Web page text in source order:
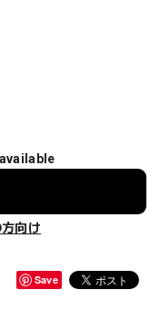
向け
Save